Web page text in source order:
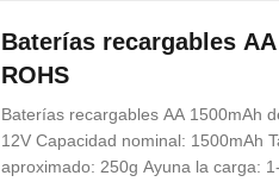
Baterías recargables
ROHS
Baterías recargables AA 1500mAh
12V Capacidad nominal: 1500mAh
aproximado: 250g Ayuna la carga: